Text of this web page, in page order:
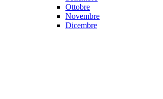
Ottobre
Novembre
Dicembre